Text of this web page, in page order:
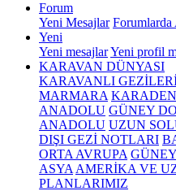
Forum
Yeni Mesajlar Forumlarda
Yeni
Yeni mesajlarYeni profil
KARAVAN DÜNYASI
KARAVANLI
MARMARA
ANADOLU GÜNEY
ANADOLU UZUN
DIŞI GEZİ NOTLARI
ORTA AVRUPA
ASYA AMERİKA VE
PLANLARIMIZ